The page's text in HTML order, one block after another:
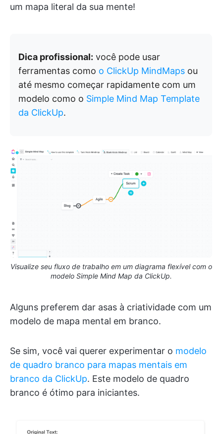
um mapa literal da sua mente!
Dica profissional: você pode usar
ferramentas como o ClickUp MindMaps ou
até mesmo começar rapidamente com um
modelo como o Simple Mind Map Template
da ClickUp.
Visualize seu fluxo de trabalho em um diagrama flexível com o
modelo Simple Mind Map da ClickUp.
Alguns preferem dar asas à criatividade com um
modelo de mapa mental em branco.
Se sim, você vai querer experimentar o modelo
de quadro branco para mapas mentais em
branco da ClickUp. Este modelo de quadro
branco é ótimo para iniciantes.